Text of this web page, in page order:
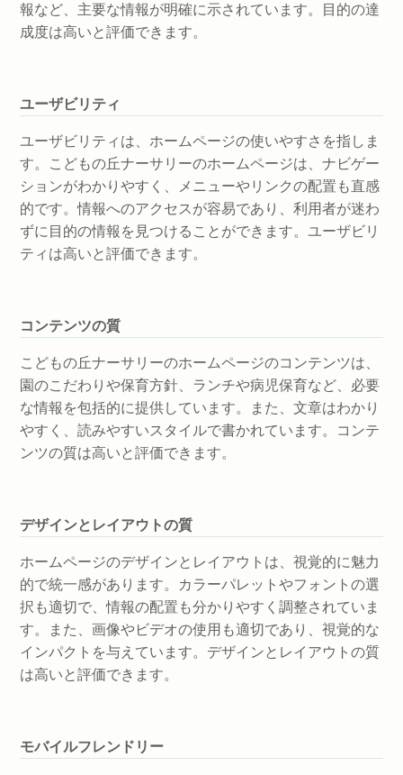
報など、主要な情報が明確に示されています。目的の達
成度は高いと評価できます。
ユーザビリティ
ユーザビリティは、ホームページの使いやすさを指しま
す。こどもの丘ナーサリーのホームページは、ナビゲー
ションがわかりやすく、メニューやリンクの配置も直感
的です。情報へのアクセスが容易であり、利用者が迷わ
ずに目的の情報を見つけることができます。ユーザビリ
ティは高いと評価できます。
コンテンツの質
こどもの丘ナーサリーのホームページのコンテンツは、
園のこだわりや保育方針、ランチや病児保育など、必要
な情報を包括的に提供しています。また、文章はわかり
やすく、読みやすいスタイルで書かれています。コンテ
ンツの質は高いと評価できます。
デザインとレイアウトの質
ホームページのデザインとレイアウトは、視覚的に魅力
的で統一感があります。カラーパレットやフォントの選
択も適切で、情報の配置も分かりやすく調整されていま
す。また、画像やビデオの使用も適切であり、視覚的な
インパクトを与えています。デザインとレイアウトの質
は高いと評価できます。
モバイルフレンドリー